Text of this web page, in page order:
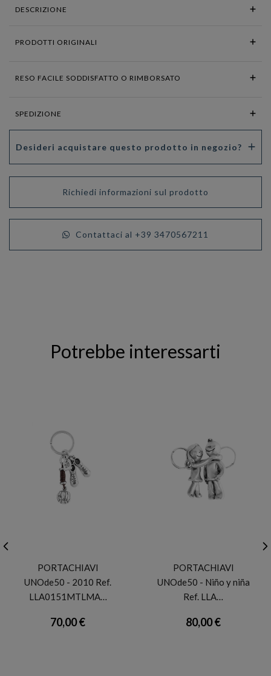
DESCRIZIONE
PRODOTTI ORIGINALI
RESO FACILE SODDISFATTO O RIMBORSATO
SPEDIZIONE
Desideri acquistare questo prodotto in negozio?
Richiedi informazioni sul prodotto
Contattaci al +39 3470567211
Potrebbe interessarti
PORTACHIAVI
UNOde50 - 2010 Ref.
LLA0151MTLMA…
70,00 €
PORTACHIAVI
UNOde50 - Niño y niña
Ref. LLA…
80,00 €